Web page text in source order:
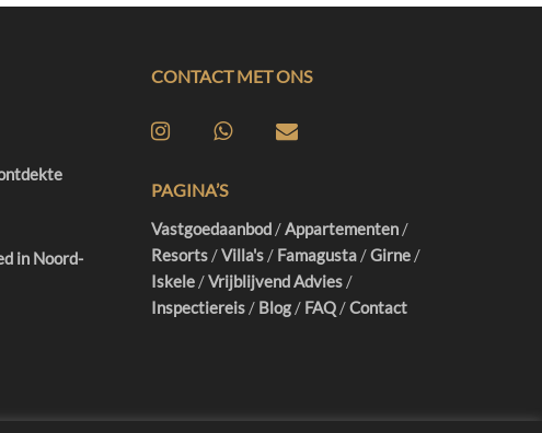
in Noord-
CONTACT MET ONS
PAGINA’S
Vastgoedaanbod/Appartementen/
Resorts/Villa's/ Famagusta/Girne/
Iskele/Vrijblijvend Advies/
Inspectiereis/ Blog/ FAQ/Contact